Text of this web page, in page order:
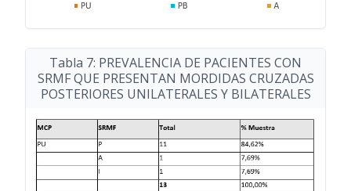
Tabla 7: PREVALENCIA DE PACIENTES CON
SRMF QUE PRESENTAN MORDIDAS CRUZADAS
POSTERIORES UNILATERALES Y BILATERALES